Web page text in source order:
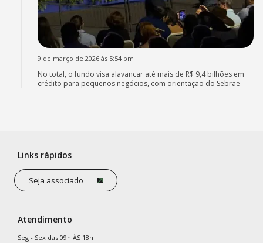
9 de março de 2026 às 5:54 pm
No total, o fundo visa alavancar até mais de R$ 9,4 bilhões em
crédito para pequenos negócios, com orientação do Sebrae
Links rápidos
Seja associado
Atendimento
Seg - Sex das 09h ÀS 18h